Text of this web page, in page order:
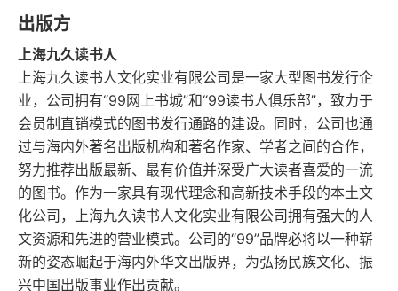
三十一
三十二
三十三
三十四
三十五
三十六
的苦难造就了他们的性格，他们的性格注入了平时
己的未来。我们可能不在其中，看不到所谓的未来
蓝图，可是，对于中国人来说，却有相同的感受。
因为我们就是从苦难中走来的，我们懂得苦难，所
以我们更珍惜现在，也因为我们有来时路的筚路蓝
缕，才知道一个国家，一个民族，想要实现伟大复
兴的艰辛。最后的沉默，其实是因为语言无法表
达，所以唯有沉默才可以意会其中的真意。
煌》作序的不是别人，正是散文家、诗人、学者、
外交官兼墨西哥学院院长阿方索・雷耶斯。据说他
是研究印加・加西拉索・德拉维 加的专家，曾在
自己家里或某所大学的档案馆中复制了印加・加西
拉索・德拉维加的图书室。当然，藏书不少，但也
没那么多，细细算来，并没有多少。他又回拨了电
话，还是无人接听。现在，它们 —— 那些啮齿动
物 —— 已经出现了，在他全身不停游走。每当他
兴奋、紧张或不耐烦时，这种感觉就会出现。
出版方
上海九久读书人
上海九久读书人文化实业有限公司是一家大型图书发行企
业，公司拥有“99网上书城”和“99读书人俱乐部”，致力于
会员制直销模式的图书发行通路的建设。同时，公司也通
过与海内外著名出版机构和著名作家、学者之间的合作，
努力推荐出版最新、最有价值并深受广大读者喜爱的一流
的图书。作为一家具有现代理念和高新技术手段的本土文
化公司，上海九久读书人文化实业有限公司拥有强大的人
文资源和先进的营业模式。公司的“99”品牌必将以一种崭
新的姿态崛起于海内外华文出版界，为弘扬民族文化、振
兴中国出版事业作出贡献。